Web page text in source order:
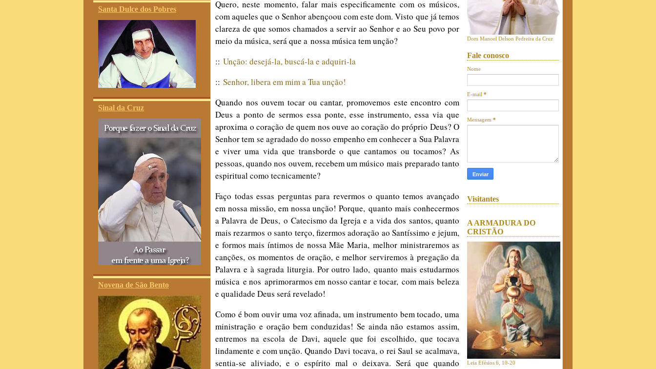
Santa Dulce dos Pobres
Sinal da Cruz
Novena de São Bento
Quero, neste momento, falar mais especiﬁcamente com os músicos,
com aqueles que o Senhor abençoou com este dom. Visto que já temos
clareza de que somos chamados a servir ao Senhor e ao Seu povo por
meio da música, será que a nossa música tem unção?
:: Unção: desejá-la, buscá-la e adquiri-la
:: Senhor, libera em mim a Tua unção!
Quando nos ouvem tocar ou cantar, promovemos este encontro com
Deus a ponto de sermos essa ponte, esse instrumento, essa via que
aproxima o coração de quem nos ouve ao coração do próprio Deus? O
Senhor tem se agradado do nosso empenho em conhecer a Sua Palavra
e viver uma vida que transborde o que cantamos ou tocamos? As
pessoas, quando nos ouvem, recebem um músico mais preparado tanto
espiritual como tecnicamente?
Faço todas essas perguntas para revermos o quanto temos avançado
em nossa missão, em nossa unção! Porque,quanto mais conhecermos
a Palavra de Deus,o Catecismo da Igreja e a vida dos santos, quanto
mais rezarmos o santo terço, fizermos adoração ao Santíssimo e jejum,
e formos mais íntimos de nossa Mãe Maria,melhor ministraremos as
canções, os momentos de oração, e melhor serviremos à pregação da
Palavra e à sagrada liturgia. Por outro lado,quanto mais estudarmos
música e nos aprimorarmos em nosso cantar e tocar, com mais beleza
e qualidade Deus será revelado!
Como é bom ouvir uma voz aﬁnada, um instrumento bem tocado, uma
ministração e oração bem conduzidas! Se ainda não estamos assim,
entremos na escola de Davi, aquele que foi escolhido, que tocava
lindamente e com unção. Quando Davi tocava, o rei Saul se acalmava,
sentia-se aliviado, e o espírito mal o deixava. Será que quando
Dom Manoel Delson Pedreira da Cruz
Fale conosco
Nome
E-mail *
Mensagem *
Visitantes
A ARMADURA DO
CRISTÃO
Leia Efésios 6, 10-20